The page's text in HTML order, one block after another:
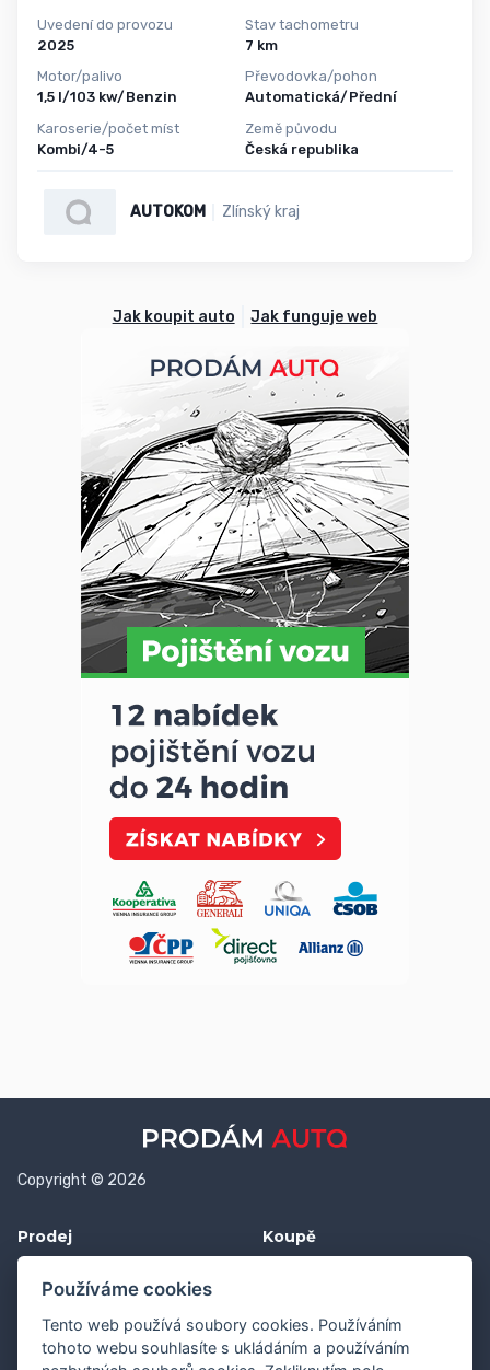
Uvedení do provozu
2025
Motor/palivo
1,5 l/103 kw/Benzin
Karoserie/počet míst
Kombi/4-5
Stav tachometru
7 km
Převodovka/pohon
Automatická/Přední
Země původu
Česká republika
AUTOKOM Zlínský kraj
Jak koupit auto Jak funguje web
Copyright © 2026
Prodej
Pro prodejce
Koupě
Financování vozu
Používáme cookies
Tento web používá soubory cookies. Používáním
tohoto webu souhlasíte s ukládáním a používáním